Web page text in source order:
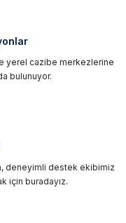
yerel cazibe merkezlerine
bulunuyor.
deneyimli destek ekibimiz
için buradayız.